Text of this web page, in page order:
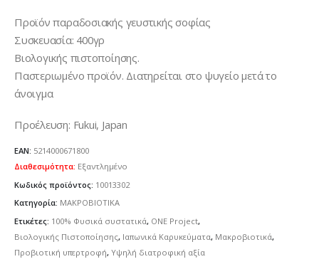
Προϊόν παραδοσιακής γευστικής σοφίας
Συσκευασία: 400γρ
Βιολογικής πιστοποίησης.
Παστεριωμένο προϊόν. Διατηρείται στο ψυγείο μετά το
άνοιγμα
Προέλευση: Fukui, Japan
EAN: 5214000671800
Διαθεσιμότητα: Εξαντλημένο
Κωδικός προϊόντος: 10013302
Κατηγορία: ΜΑΚΡΟΒΙΟΤΙΚΑ
Ετικέτες: 100% Φυσικά συστατικά, ONE Project,
Βιολογικής Πιστοποίησης, Ιαπωνικά Καρυκεύματα, Μακροβιοτικά,
Προβιοτική υπερτροφή, Υψηλή διατροφική αξία